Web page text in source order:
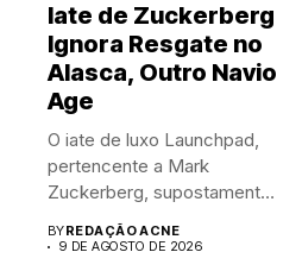
Iate de Zuckerberg
Ignora Resgate no
Alasca, Outro Navio
Age
O iate de luxo Launchpad,
pertencente a Mark
Zuckerberg, supostamente
não respondeu...
BYREDAÇÃO ACNE
9 DE AGOSTO DE 2026